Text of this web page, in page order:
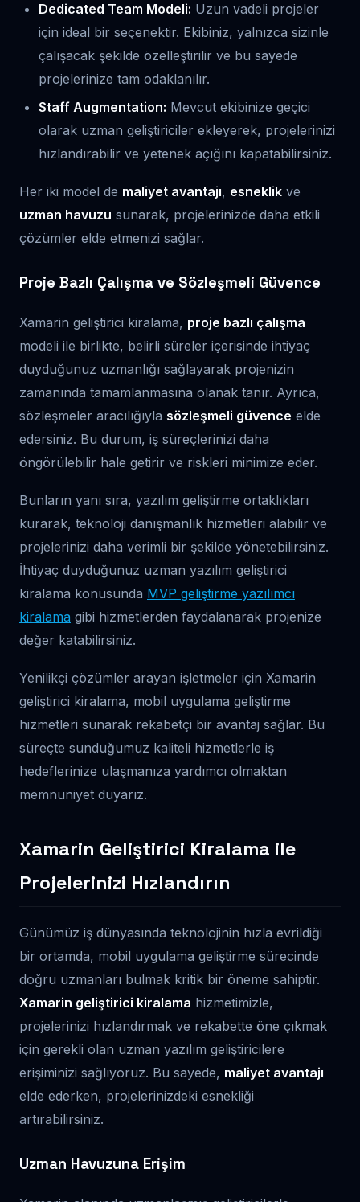
Dedicated Team Modeli: Uzun vadeli projeler
için ideal bir seçenektir. Ekibiniz, yalnızca sizinle
çalışacak şekilde özelleştirilir ve bu sayede
projelerinize tam odaklanılır.
Staff Augmentation: Mevcut ekibinize geçici
olarak uzman geliştiriciler ekleyerek, projelerinizi
hızlandırabilir ve yetenek açığını kapatabilirsiniz.
Her iki model de maliyet avantajı, esneklik ve
uzman havuzu sunarak, projelerinizde daha etkili
çözümler elde etmenizi sağlar.
Proje Bazlı Çalışma ve Sözleşmeli Güvence
Xamarin geliştirici kiralama, proje bazlı çalışma
modeli ile birlikte, belirli süreler içerisinde ihtiyaç
duyduğunuz uzmanlığı sağlayarak projenizin
zamanında tamamlanmasına olanak tanır. Ayrıca,
sözleşmeler aracılığıyla sözleşmeli güvence elde
edersiniz. Bu durum, iş süreçlerinizi daha
öngörülebilir hale getirir ve riskleri minimize eder.
Bunların yanı sıra, yazılım geliştirme ortaklıkları
kurarak, teknoloji danışmanlık hizmetleri alabilir ve
projelerinizi daha verimli bir şekilde yönetebilirsiniz.
İhtiyaç duyduğunuz uzman yazılım geliştirici
kiralama konusunda MVP geliştirme yazılımcı
kiralama gibi hizmetlerden faydalanarak projenize
değer katabilirsiniz.
Yenilikçi çözümler arayan işletmeler için Xamarin
geliştirici kiralama, mobil uygulama geliştirme
hizmetleri sunarak rekabetçi bir avantaj sağlar. Bu
süreçte sunduğumuz kaliteli hizmetlerle iş
hedeflerinize ulaşmanıza yardımcı olmaktan
memnuniyet duyarız.
Xamarin Geliştirici Kiralama ile
Projelerinizi Hızlandırın
Günümüz iş dünyasında teknolojinin hızla evrildiği
bir ortamda, mobil uygulama geliştirme sürecinde
doğru uzmanları bulmak kritik bir öneme sahiptir.
Xamarin geliştirici kiralama hizmetimizle,
projelerinizi hızlandırmak ve rekabette öne çıkmak
için gerekli olan uzman yazılım geliştiricilere
erişiminizi sağlıyoruz. Bu sayede, maliyet avantajı
elde ederken, projelerinizdeki esnekliği
artırabilirsiniz.
Uzman Havuzuna Erişim